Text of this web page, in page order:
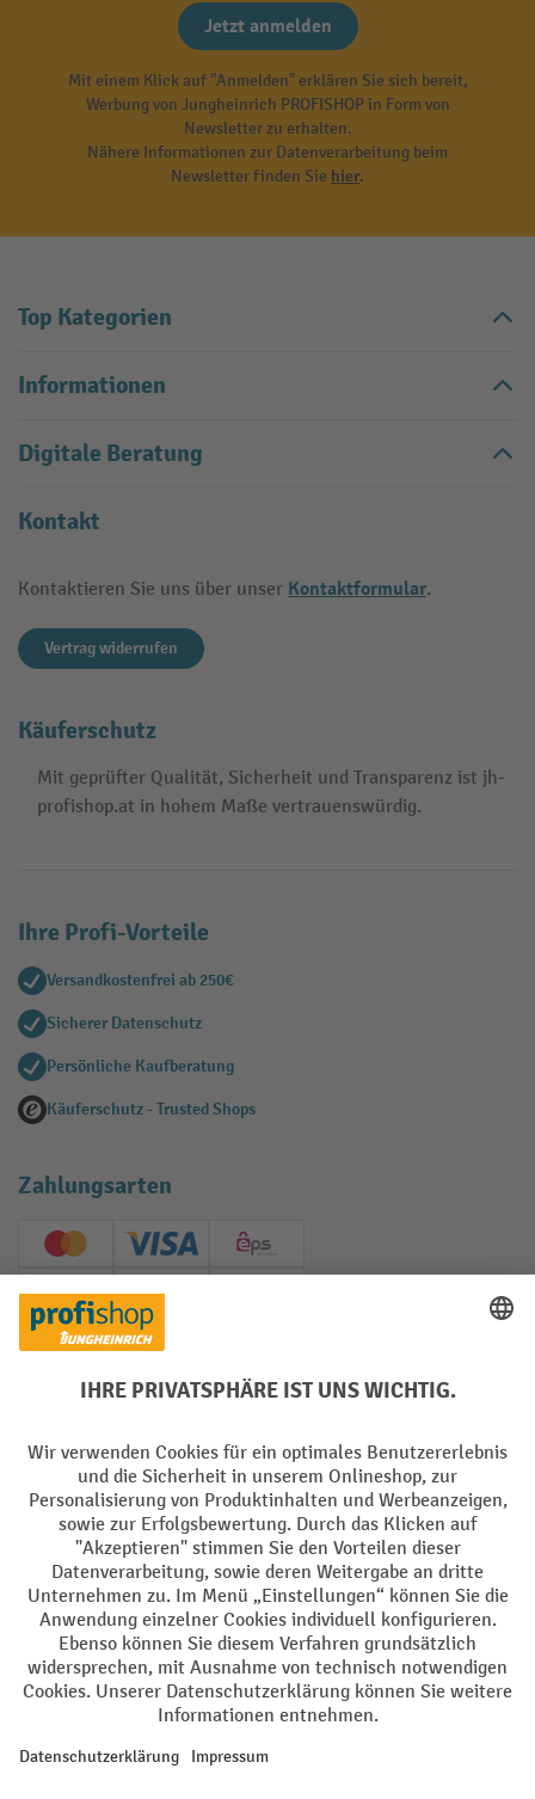
Jetzt anmelden
Mit einem Klick auf "Anmelden" erklären Sie sich bereit,
Werbung von Jungheinrich PROFISHOP in Form von
Newsletter zu erhalten.
Nähere Informationen zur Datenverarbeitung beim
Newsletter finden Sie hier.
Top Kategorien
Informationen
Digitale Beratung
Kontakt
Kontaktieren Sie uns über unser Kontaktformular.
Vertrag widerrufen
Käuferschutz
Mit geprüfter Qualität, Sicherheit und Transparenz ist jh-
profishop.at in hohem Maße vertrauenswürdig.
Ihre Profi-Vorteile
Versandkostenfrei ab 250€
Sicherer Datenschutz
Persönliche Kaufberatung
Käuferschutz - Trusted Shops
Zahlungsarten
Creditcard (Master)Creditcard (Visa)
EPS
PayPal
Soziale Netzwerke
Impressum Datenschutz
Barrierefreiheit Privacy Settings
Alle Preise exkl. gesetzl. Mehrwertsteuer zzgl.Versandkostenund ggf.
Nachnahmegebühren, wenn nicht anders angegeben.
¹ Der Rabatt gilt so lange der Vorrat reicht. Der Rabatt gilt nicht auf
oder Gutscheinen ist nicht möglich. | ² Der Rabatt wird einmalig bei